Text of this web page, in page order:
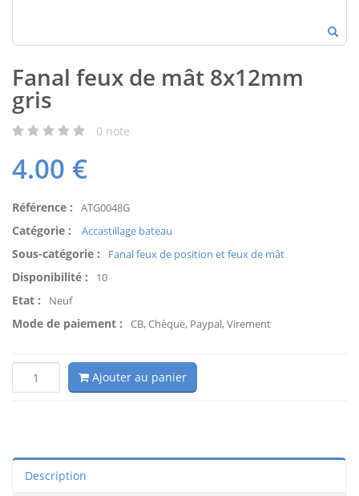
Fanal feux de mât 8x12mm
gris
0 note
4.00 €
Référence : ATG0048G
Catégorie : Accastillage bateau
Sous-catégorie : Fanal feux de position et feux de mât
Disponibilité : 10
Etat : Neuf
Mode de paiement : CB, Chèque, Paypal, Virement
Ajouter au panier
Description